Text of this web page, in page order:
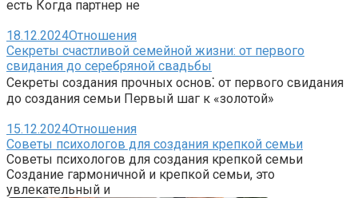
есть Когда партнер не
18.12.2024Отношения
Секреты счастливой семейной жизни: от первого
свидания до серебряной свадьбы
Секреты создания прочных основ⁚ от первого свидания
до создания семьи Первый шаг к «золотой»
15.12.2024Отношения
Советы психологов для создания крепкой семьи
Советы психологов для создания крепкой семьи
Создание гармоничной и крепкой семьи, это
увлекательный и